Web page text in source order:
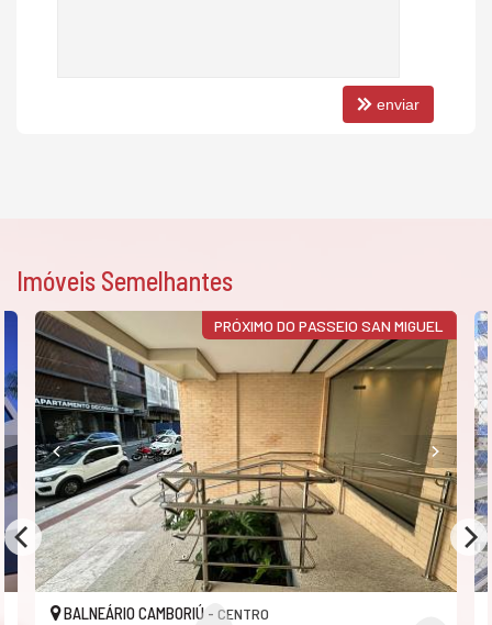
enviar
Imóveis Semelhantes
PRÓXIMO DO PASSEIO SAN MIGUEL
BALNEÁRIO CAMBORIÚ -CENTRO